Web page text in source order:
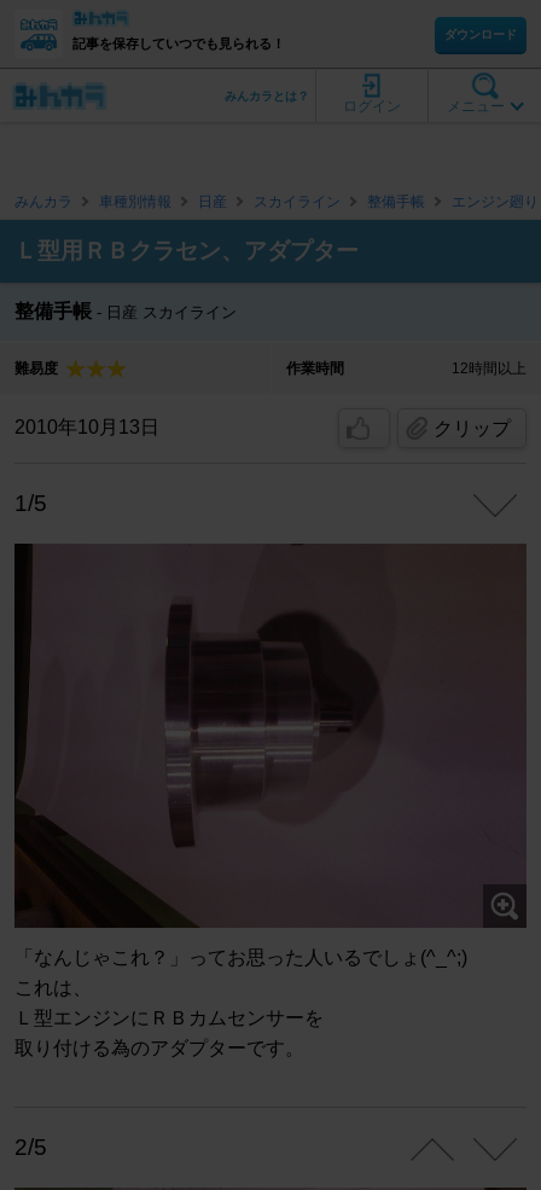
記事を保存していつでも見られる！
ダウンロード
メニュー
ログイン
みんカラとは？
みんカラ 車種別情報 日産 スカイライン 整備手帳 エンジン廻り
Ｌ型用ＲＢクラセン、アダプター
整備手帳 日産 スカイライン
難易度 作業時間 12時間以上
2010年10月13日 クリップ
1/5
「なんじゃこれ？」ってお思った人いるでしょ(^_^;)
これは、
Ｌ型エンジンにＲＢカムセンサーを
取り付ける為のアダプターです。
2/5